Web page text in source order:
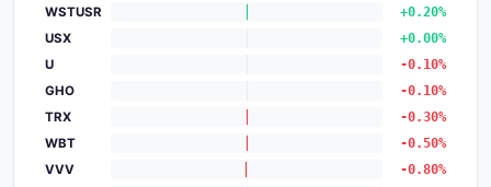
WSTUSR
+0.20%
USX
+0.00%
U
-0.10%
GHO
-0.10%
TRX
-0.30%
WBT
-0.50%
VVV
-0.80%